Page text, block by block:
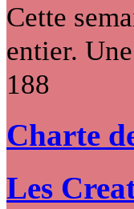
Cette
entier.
188
Charte
Les